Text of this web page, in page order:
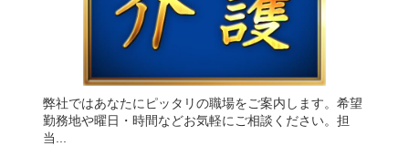
弊社ではあなたにピッタリの職場をご案内します。希望
勤務地や曜日・時間などお気軽にご相談ください。担
当...